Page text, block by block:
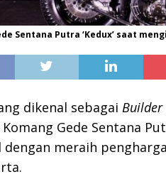
Sentana Putra ‘Kedux’ saat
dikenal sebagai Builder
Gede Sentana
dengan meraih